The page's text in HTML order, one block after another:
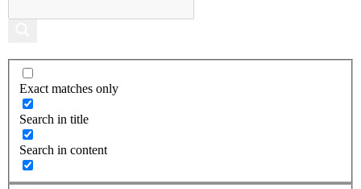
Exact matches only
Search in title
Search in content